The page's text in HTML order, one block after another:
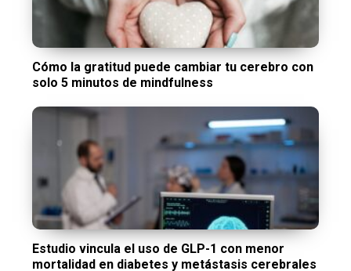
Cómo la gratitud puede cambiar tu cerebro con
solo 5 minutos de mindfulness
Estudio vincula el uso de GLP-1 con menor
mortalidad en diabetes y metástasis cerebrales